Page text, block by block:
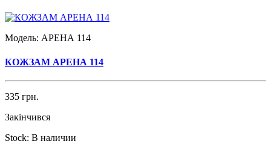
Модель: АРЕНА 114
КОЖЗАМ АРЕНА 114
335 грн.
Закінчився
Stock: В наличии